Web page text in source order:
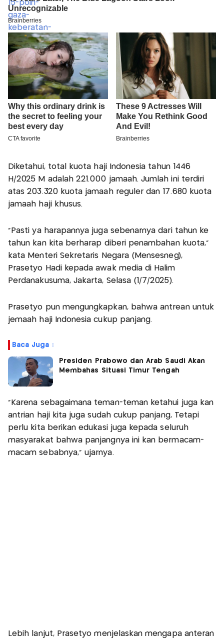
Diketahui, total kuota haji Indonesia tahun 1446
H/2025 M adalah 221.000 jamaah. Jumlah ini terdiri
atas 203.320 kuota jamaah reguler dan 17.680 kuota
jamaah haji khusus.
“Pasti ya harapannya juga sebenarnya dari tahun ke
tahun kan kita berharap diberi penambahan kuota,”
kata Menteri Sekretaris Negara (Mensesneg),
Prasetyo Hadi kepada awak media di Halim
Perdanakusuma, Jakarta, Selasa (1/7/2025).
Prasetyo pun mengungkapkan, bahwa antrean untuk
jemaah haji Indonesia cukup panjang.
Baca Juga :
Presiden Prabowo dan Arab Saudi Akan
Membahas Situasi Timur Tengah
“Karena sebagaimana teman-teman ketahui juga kan
antrian haji kita juga sudah cukup panjang, Tetapi
perlu kita berikan edukasi juga kepada seluruh
masyarakat bahwa panjangnya ini kan bermacam-
macam sebabnya,” ujarnya.
Lebih lanjut, Prasetyo menjelaskan mengapa anteran